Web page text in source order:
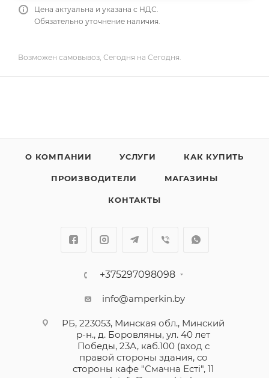
Цена актуальна и указана с НДС.
Обязательно уточнение наличия.
Возможен самовывоз, Сегодня на Сегодня.
О КОМПАНИИ УСЛУГИ КАК КУПИТЬ
ПРОИЗВОДИТЕЛИ МАГАЗИНЫ
КОНТАКТЫ
+375297098098
info@amperkin.by
РБ, 223053, Минская обл., Минский
р-н., д. Боровляны, ул. 40 лет
Победы, 23А, каб.100 (вход с
правой стороны здания, со
стороны кафе "Смачна Естi", 11